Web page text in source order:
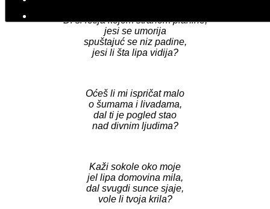
Di si letija kojom stranom planine,
jesi se umorija
spuštajuć se niz padine,
jesi li šta lipa vidija?
Oćeš li mi ispričat malo
o šumama i livadama,
dal ti je pogled stao
nad divnim ljudima?
Kaži sokole oko moje
jel lipa domovina mila,
dal svugdi sunce sjaje,
vole li tvoja krila?